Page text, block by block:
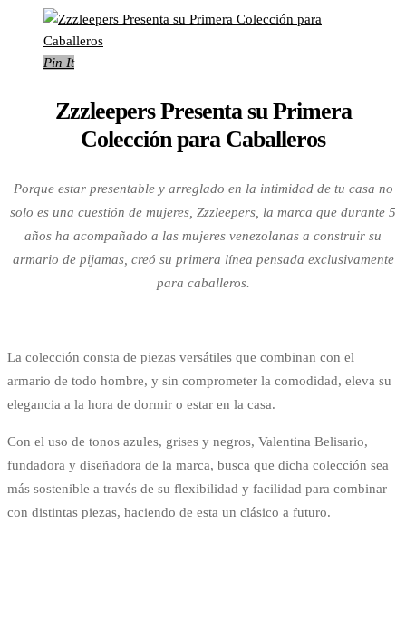
Pin It
Zzzleepers Presenta su Primera
Colección para Caballeros
Porque estar presentable y arreglado en la intimidad de tu casa no
solo es una cuestión de mujeres, Zzzleepers, la marca que durante 5
años ha acompañado a las mujeres venezolanas a construir su
armario de pijamas, creó su primera línea pensada exclusivamente
para caballeros.
La colección consta de piezas versátiles que combinan con el
armario de todo hombre, y sin comprometer la comodidad, eleva su
elegancia a la hora de dormir o estar en la casa.
Con el uso de tonos azules, grises y negros, Valentina Belisario,
fundadora y diseñadora de la marca, busca que dicha colección sea
más sostenible a través de su flexibilidad y facilidad para combinar
con distintas piezas, haciendo de esta un clásico a futuro.